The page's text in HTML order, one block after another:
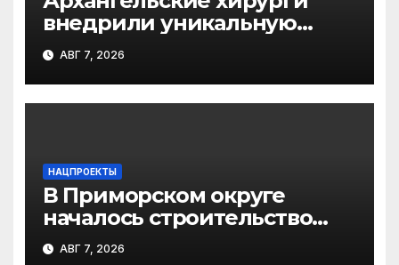
внедрили уникальную
методику
малотравматичного
лечения патологии
диафрагмы
АВГ 7, 2026
НАЦПРОЕКТЫ
В Приморском округе
началось строительство
распределительного
АВГ 7, 2026